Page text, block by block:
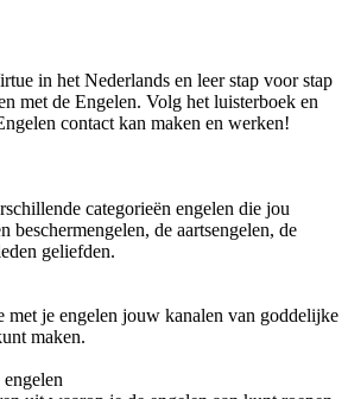
in het Nederlands en leer stap voor stap
met de Engelen. Volg het luisterboek en
contact kan maken en werken!
categorieën engelen die jou
beschermengelen, de aartsengelen, de
geliefden.
met je engelen jouw kanalen van goddelijke
maken.